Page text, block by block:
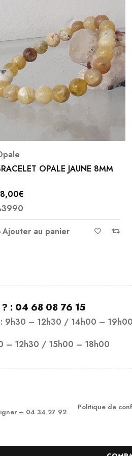
OPALE JAUNE 8MM
€
Ajouter au panier
: 04 68 08 76 15
: 9h30 – 12h30 / 14h00 – 19h00
– 12h30 / 15h00 – 18h00
– 04 34 27 92
Politique de